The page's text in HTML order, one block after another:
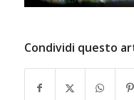
Condividi questo